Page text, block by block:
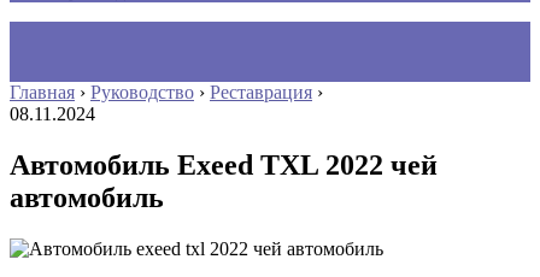
Главная › Руководство › Реставрация ›
08.11.2024
Автомобиль Exeed TXL 2022 чей
автомобиль